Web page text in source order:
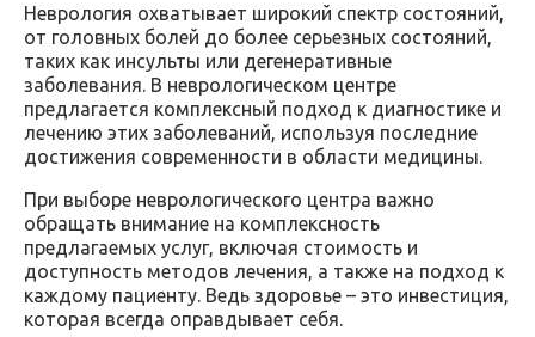
Неврология охватывает широкий спектр состояний,
от головных болей до более серьезных состояний,
таких как инсульты или дегенеративные
заболевания. В неврологическом центре
предлагается комплексный подход к диагностике и
лечению этих заболеваний, используя последние
достижения современности в области медицины.
При выборе неврологического центра важно
обращать внимание на комплексность
предлагаемых услуг, включая стоимость и
доступность методов лечения, а также на подход к
каждому пациенту. Ведь здоровье – это инвестиция,
которая всегда оправдывает себя.